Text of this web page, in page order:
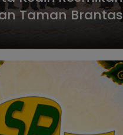
Taman Brantas